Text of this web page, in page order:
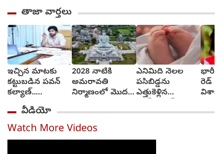
తాజా వార్తలు
ఇచ్చిన మాటకు
కట్టుబడిన పవన్
కల్యాణ్..
కళకళలాడుతున్న
రోడ్లు
2028 నాటికి
అమరావతి
నిర్మాణంలో మొదటి
వంగలపూడి అనిత
ఎనిమిది నెలల
పసిబిడ్డను
ఎత్తుకెళ్లిన
మూడు గంటల్లో
భారీ
రెడ్
విశాఖ
వీడియో
Watch More Videos